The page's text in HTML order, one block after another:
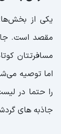
یکی از
مقصد است.
مسافرتتان
اما توصیه
را حتما در
جاذبه های